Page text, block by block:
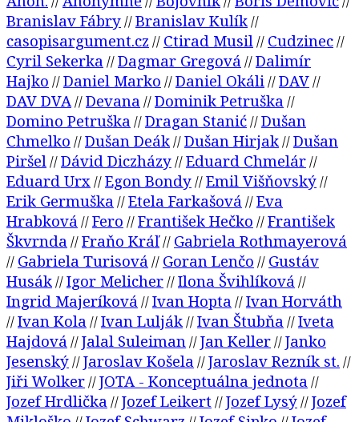
Branislav Fábry//Branislav Kulík//
casopisargument.cz // Ctirad Musil// Cudzinec//
Cyril Sekerka //Dagmar Gregová //Dalimír
Hajko //Daniel Marko //Daniel Okáli//DAV//
DAV DVA//Devana //Dominik Petruška //
Domino Petruška //Dragan Stanić//Dušan
Chmelko //Dušan Deák//Dušan Hirjak//Dušan
Piršel//Dávid Diczházy//Eduard Chmelár//
Eduard Urx//Egon Bondy//Emil Višňovský//
Erik Germuška //Etela Farkašová //Eva
Hrabková //Fero //František Hečko //František
Škvrnda //Fraňo Kráľ// Gabriela Rothmayerová
// Gabriela Turisová // Goran Lenčo // Gustáv
Husák//Igor Melicher//Ilona Švihlíková //
Ingrid Majeríková //Ivan Hopta //Ivan Horváth
//Ivan Kola //Ivan Lulják//Ivan Štubňa //Iveta
Hajdová //Jalal Suleiman//Jan Keller//Janko
Jesenský//Jaroslav Košela //Jaroslav Rezník st. //
Jiři Wolker//JOTA - Konceptuálna jednota //
Jozef Hrdlička //Jozef Leikert//Jozef Lysý//Jozef